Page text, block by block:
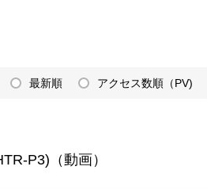
最新順 アクセス数順（PV)
P3)（動画）